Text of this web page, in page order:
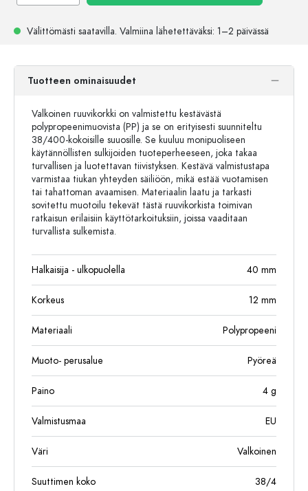
Välittömästi saatavilla. Valmiina lähetettäväksi: 1–2 päivässä
Tuotteen ominaisuudet
Valkoinen ruuvikorkki on valmistettu kestävästä
polypropeenimuovista (PP) ja se on erityisesti suunniteltu
38/400-kokoisille suuosille. Se kuuluu monipuoliseen
käytännöllisten sulkijoiden tuoteperheeseen, joka takaa
turvallisen ja luotettavan tiivistyksen. Kestävä valmistustapa
varmistaa tiukan yhteyden säiliöön, mikä estää vuotamisen
tai tahattoman avaamisen. Materiaalin laatu ja tarkasti
sovitettu muotoilu tekevät tästä ruuvikorkista toimivan
ratkaisun erilaisiin käyttötarkoituksiin, joissa vaaditaan
turvallista sulkemista.
Halkaisija - ulkopuolella 40 mm
Korkeus 12 mm
Materiaali Polypropeeni
Muoto- perusalue Pyöreä
Paino 4 g
Valmistusmaa EU
Väri Valkoinen
Suuttimen koko 38/4